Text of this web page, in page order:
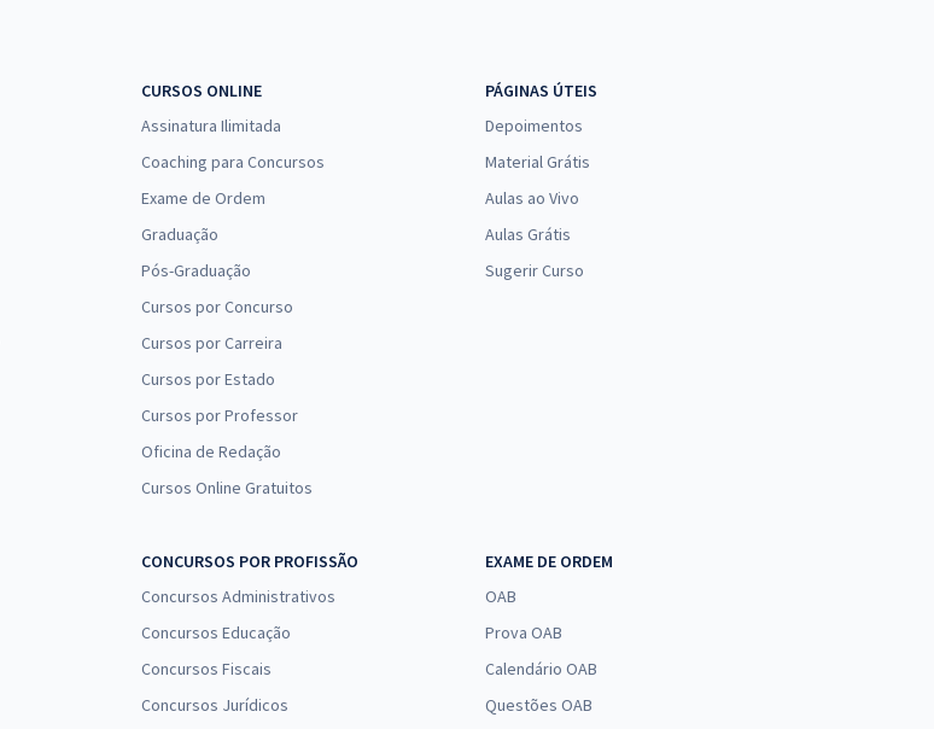
CURSOS ONLINE
Assinatura Ilimitada
Coaching para Concursos
Exame de Ordem
Graduação
Pós-Graduação
Cursos por Concurso
Cursos por Carreira
Cursos por Estado
Cursos por Professor
Oficina de Redação
Cursos Online Gratuitos
PÁGINAS ÚTEIS
Depoimentos
Material Grátis
Aulas ao Vivo
Aulas Grátis
Sugerir Curso
CONCURSOS POR PROFISSÃO
Concursos Administrativos
Concursos Educação
Concursos Fiscais
Concursos Jurídicos
EXAME DE ORDEM
OAB
Prova OAB
Calendário OAB
Questões OAB